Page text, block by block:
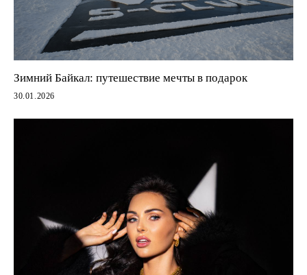
Зимний Байкал: путешествие мечты в подарок
30.01.2026